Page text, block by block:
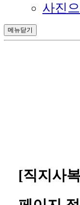
사진
메뉴닫기
[직지사